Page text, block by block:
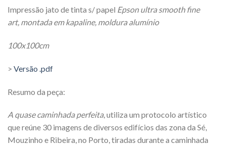
Impressão jato de tinta s/ papel Epson ultra smooth fine
art, montada em kapaline, moldura alumínio
100x100cm
> Versão .pdf
Resumo da peça:
A quase caminhada perfeita, utiliza um protocolo artístico
que reúne 30 imagens de diversos edifícios das zona da Sé,
Mouzinho e Ribeira, no Porto, tiradas durante a caminhada